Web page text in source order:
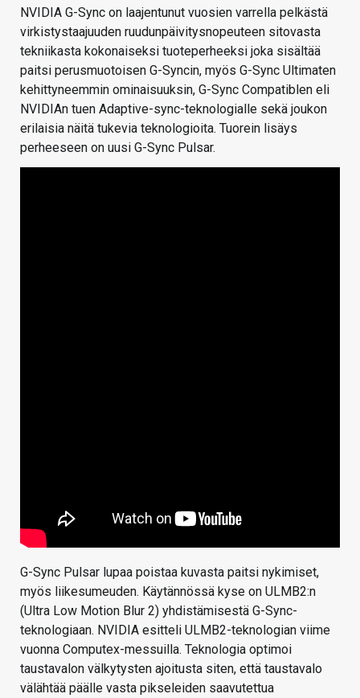
NVIDIA G-Sync on laajentunut vuosien varrella pelkästä
virkistystaajuuden ruudunpäivitysnopeuteen sitovasta
tekniikasta kokonaiseksi tuoteperheeksi joka sisältää
paitsi perusmuotoisen G-Syncin, myös G-Sync Ultimaten
kehittyneemmin ominaisuuksin, G-Sync Compatiblen eli
NVIDIAn tuen Adaptive-sync-teknologialle sekä joukon
erilaisia näitä tukevia teknologioita. Tuorein lisäys
perheeseen on uusi G-Sync Pulsar.
G-Sync Pulsar lupaa poistaa kuvasta paitsi nykimiset,
myös liikesumeuden. Käytännössä kyse on ULMB2:n
(Ultra Low Motion Blur 2) yhdistämisestä G-Sync-
teknologiaan. NVIDIA esitteli ULMB2-teknologian viime
vuonna Computex-messuilla. Teknologia optimoi
taustavalon välkytysten ajoitusta siten, että taustavalo
välähtää päälle vasta pikseleiden saavutettua